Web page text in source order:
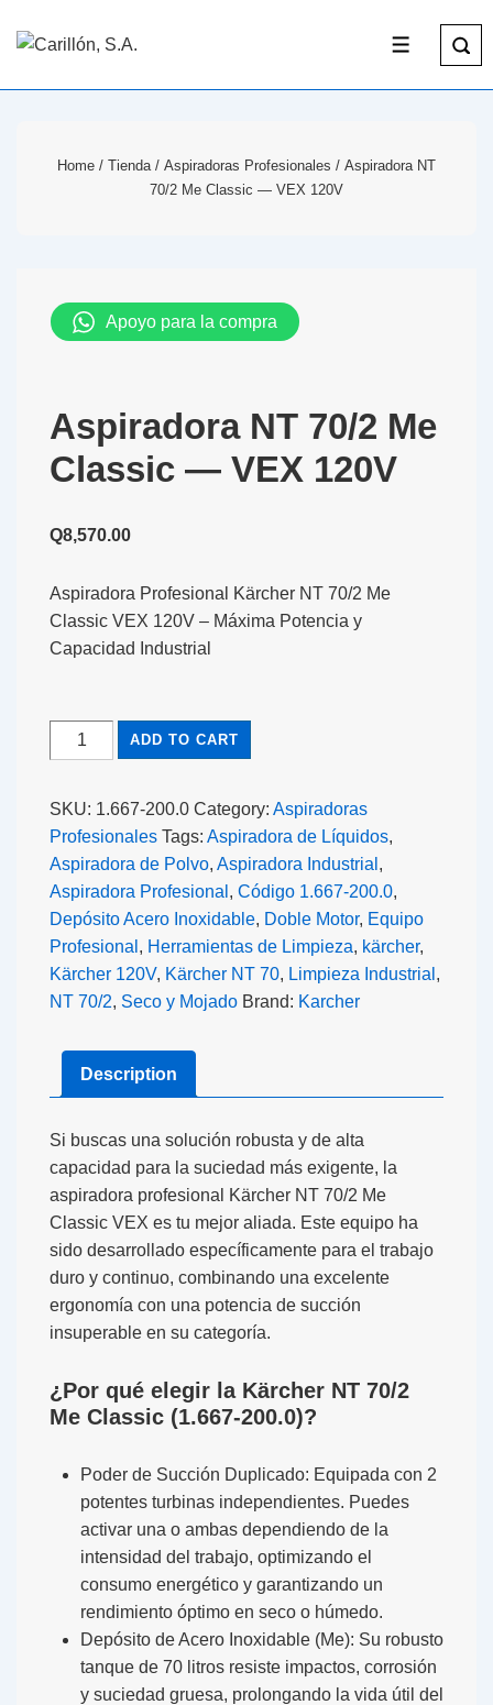
Home / Tienda/ Aspiradoras Profesionales / Aspiradora NT
70/2 Me Classic — VEX 120V
Apoyo para la compra
Aspiradora NT 70/2 Me
Classic — VEX 120V
Q8,570.00
Aspiradora Profesional Kärcher NT 70/2 Me
Classic VEX 120V – Máxima Potencia y
Capacidad Industrial
ADD TO CART
SKU: 1.667-200.0 Category: Aspiradoras
Profesionales Tags: Aspiradora de Líquidos,
Aspiradora de Polvo, Aspiradora Industrial ,
Aspiradora Profesional , Código 1.667-200.0,
Depósito Acero Inoxidable, Doble Motor, Equipo
Profesional , Herramientas de Limpieza, kärcher,
Kärcher 120V, Kärcher NT 70, Limpieza Industrial ,
NT 70/2, Seco y Mojado Brand: Karcher
Description
Si buscas una solución robusta y de alta
capacidad para la suciedad más exigente, la
aspiradora profesional Kärcher NT 70/2 Me
Classic VEX es tu mejor aliada. Este equipo ha
sido desarrollado específicamente para el trabajo
duro y continuo, combinando una excelente
ergonomía con una potencia de succión
insuperable en su categoría.
¿Por qué elegir la Kärcher NT 70/2
Me Classic (1.667-200.0)?
Poder de Succión Duplicado: Equipada con 2
potentes turbinas independientes. Puedes
activar una o ambas dependiendo de la
intensidad del trabajo, optimizando el
consumo energético y garantizando un
rendimiento óptimo en seco o húmedo.
Depósito de Acero Inoxidable (Me): Su robusto
tanque de 70 litros resiste impactos, corrosión
y suciedad gruesa, prolongando la vida útil del